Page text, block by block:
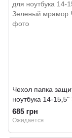
Чехол папка
ноутбука 14-15,5"
мрамор
685 грн
Ожидается